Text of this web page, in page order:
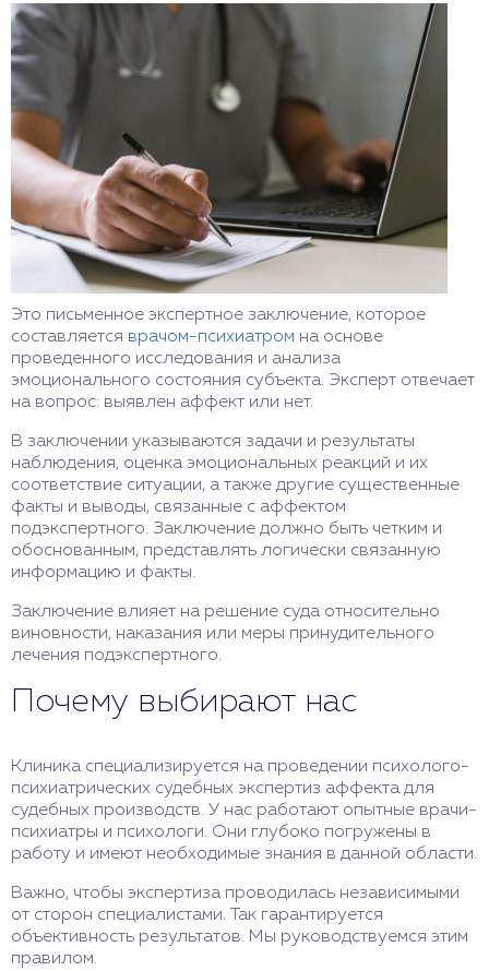
Это письменное экспертное заключение, которое
составляется врачом-психиатром на основе
проведенного исследования и анализа
эмоционального состояния субъекта. Эксперт отвечает
на вопрос: выявлен аффект или нет.
В заключении указываются задачи и результаты
наблюдения, оценка эмоциональных реакций и их
соответствие ситуации, а также другие существенные
факты и выводы, связанные с аффектом
подэкспертного. Заключение должно быть четким и
обоснованным, представлять логически связанную
информацию и факты.
Заключение влияет на решение суда относительно
виновности, наказания или меры принудительного
лечения подэкспертного.
Почему выбирают нас
Клиника специализируется на проведении психолого-
психиатрических судебных экспертиз аффекта для
судебных производств. У нас работают опытные врачи-
психиатры и психологи. Они глубоко погружены в
работу и имеют необходимые знания в данной области.
Важно, чтобы экспертиза проводилась независимыми
от сторон специалистами. Так гарантируется
объективность результатов. Мы руководствуемся этим
правилом.